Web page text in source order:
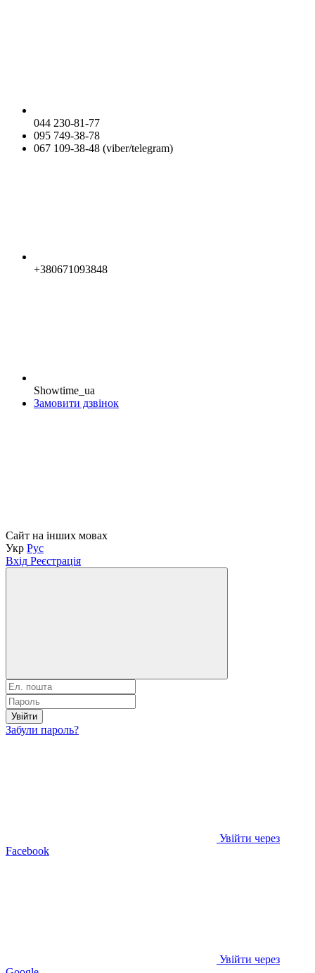
044 230-81-77
095 749-38-78
067 109-38-48 (viber/telegram)
+380671093848
Showtime_ua
Замовити дзвінок
Сайт на інших мовах
Укр Рус
Вхід Реєстрація
Увійти
Забули пароль?
Увійти через
Facebook
Увійти через